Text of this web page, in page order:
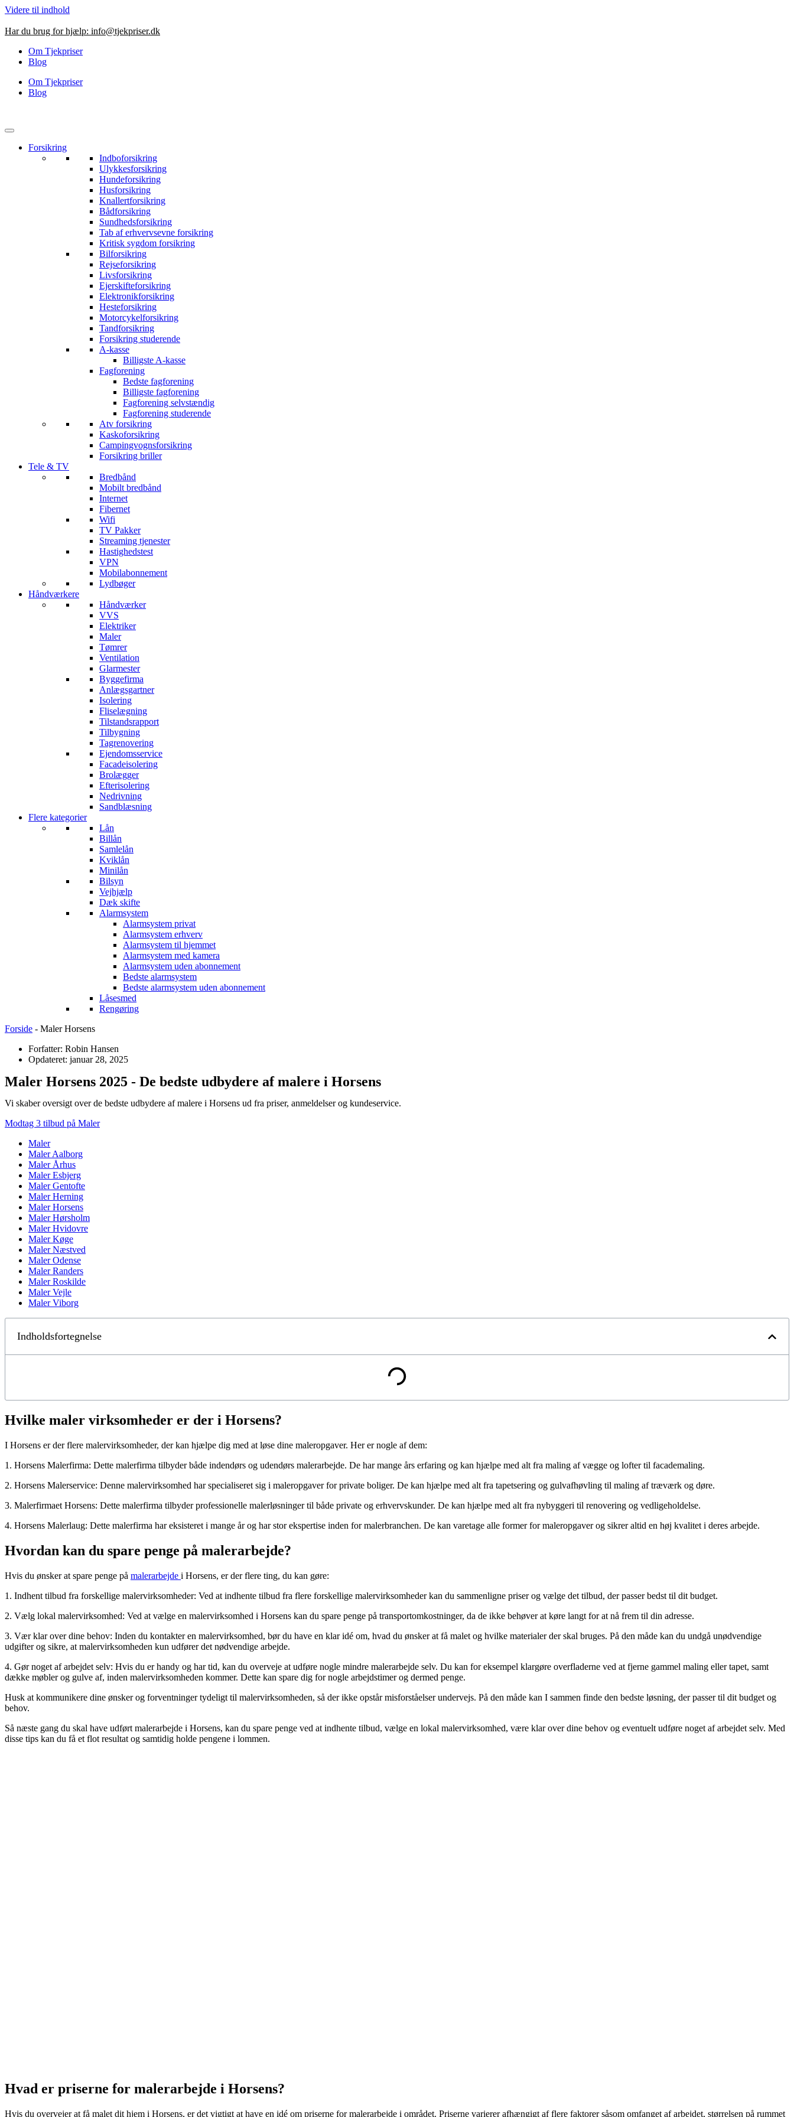
Videre til indhold
Har du brug for hjælp: info@tjekpriser.dk
Om Tjekpriser
Blog
Om Tjekpriser
Blog
Forsikring
Indboforsikring
Ulykkesforsikring
Hundeforsikring
Husforsikring
Knallertforsikring
Bådforsikring
Sundhedsforsikring
Tab af erhvervsevne forsikring
Kritisk sygdom forsikring
Bilforsikring
Rejseforsikring
Livsforsikring
Ejerskifteforsikring
Elektronikforsikring
Hesteforsikring
Motorcykelforsikring
Tandforsikring
Forsikring studerende
A-kasse
Billigste A-kasse
Fagforening
Bedste fagforening
Billigste fagforening
Fagforening selvstændig
Fagforening studerende
Atv forsikring
Kaskoforsikring
Campingvognsforsikring
Forsikring briller
Tele & TV
Bredbånd
Mobilt bredbånd
Internet
Fibernet
Wifi
TV Pakker
Streaming tjenester
Hastighedstest
VPN
Mobilabonnement
Lydbøger
Håndværkere
Håndværker
VVS
Elektriker
Maler
Tømrer
Ventilation
Glarmester
Byggefirma
Anlægsgartner
Isolering
Fliselægning
Tilstandsrapport
Tilbygning
Tagrenovering
Ejendomsservice
Facadeisolering
Brolægger
Efterisolering
Nedrivning
Sandblæsning
Flere kategorier
Lån
Billån
Samlelån
Kviklån
Minilån
Bilsyn
Vejhjælp
Dæk skifte
Alarmsystem
Alarmsystem privat
Alarmsystem erhverv
Alarmsystem til hjemmet
Alarmsystem med kamera
Alarmsystem uden abonnement
Bedste alarmsystem
Bedste alarmsystem uden abonnement
Låsesmed
Rengøring
Forside - Maler Horsens
Forfatter: Robin Hansen
Opdateret: januar 28, 2025
Maler Horsens 2025 - De bedste udbydere af malere i Horsens
Vi skaber oversigt over de bedste udbydere af malere i Horsens ud fra priser, anmeldelser og kundeservice.
Modtag 3 tilbud på Maler
Maler
Maler Aalborg
Maler Århus
Maler Esbjerg
Maler Gentofte
Maler Herning
Maler Horsens
Maler Hørsholm
Maler Hvidovre
Maler Køge
Maler Næstved
Maler Odense
Maler Randers
Maler Roskilde
Maler Vejle
Maler Viborg
Indholdsfortegnelse
Hvilke maler virksomheder er der i Horsens?
I Horsens er der flere malervirksomheder, der kan hjælpe dig med at løse dine maleropgaver. Her er nogle af dem:
1. Horsens Malerfirma: Dette malerfirma tilbyder både indendørs og udendørs malerarbejde. De har mange års erfaring og kan hjælpe med alt fra maling af vægge og lofter til facademaling.
2. Horsens Malerservice: Denne malervirksomhed har specialiseret sig i maleropgaver for private boliger. De kan hjælpe med alt fra tapetsering og gulvafhøvling til maling af træværk og døre.
3. Malerfirmaet Horsens: Dette malerfirma tilbyder professionelle malerløsninger til både private og erhvervskunder. De kan hjælpe med alt fra nybyggeri til renovering og vedligeholdelse.
4. Horsens Malerlaug: Dette malerfirma har eksisteret i mange år og har stor ekspertise inden for malerbranchen. De kan varetage alle former for maleropgaver og sikrer altid en høj kvalitet i deres arbejde.
Hvordan kan du spare penge på malerarbejde?
Hvis du ønsker at spare penge på malerarbejde i Horsens, er der flere ting, du kan gøre:
1. Indhent tilbud fra forskellige malervirksomheder: Ved at indhente tilbud fra flere forskellige malervirksomheder kan du sammenligne priser og vælge det tilbud, der passer bedst til dit budget.
2. Vælg lokal malervirksomhed: Ved at vælge en malervirksomhed i Horsens kan du spare penge på transportomkostninger, da de ikke behøver at køre langt for at nå frem til din adresse.
3. Vær klar over dine behov: Inden du kontakter en malervirksomhed, bør du have en klar idé om, hvad du ønsker at få malet og hvilke materialer der skal bruges. På den måde kan du undgå unødvendige
udgifter og sikre, at malervirksomheden kun udfører det nødvendige arbejde.
4. Gør noget af arbejdet selv: Hvis du er handy og har tid, kan du overveje at udføre nogle mindre malerarbejde selv. Du kan for eksempel klargøre overfladerne ved at fjerne gammel maling eller tapet, samt
dække møbler og gulve af, inden malervirksomheden kommer. Dette kan spare dig for nogle arbejdstimer og dermed penge.
Husk at kommunikere dine ønsker og forventninger tydeligt til malervirksomheden, så der ikke opstår misforståelser undervejs. På den måde kan I sammen finde den bedste løsning, der passer til dit budget og
behov.
Så næste gang du skal have udført malerarbejde i Horsens, kan du spare penge ved at indhente tilbud, vælge en lokal malervirksomhed, være klar over dine behov og eventuelt udføre noget af arbejdet selv. Med
disse tips kan du få et flot resultat og samtidig holde pengene i lommen.
Hvad er priserne for malerarbejde i Horsens?
Hvis du overvejer at få malet dit hjem i Horsens, er det vigtigt at have en idé om priserne for malerarbejde i området. Priserne varierer afhængigt af flere faktorer såsom omfanget af arbejdet, størrelsen på rummet